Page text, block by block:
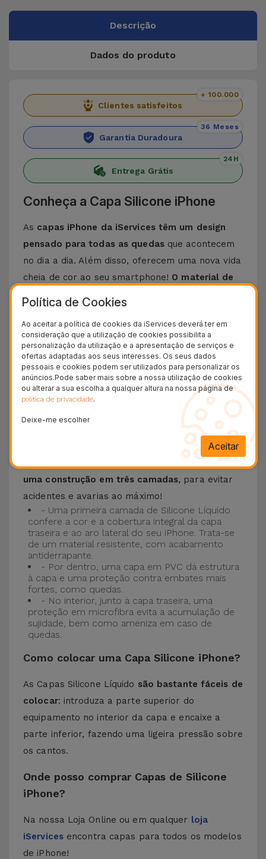
Descrição
Dados do produto
Clientes satisfeitos
+ 100.000
Garantia Duradoura
36 Meses
Entrega Grátis
24H
Conheça a Capa Silicone iPhone
As capas iPhone da iServices têm um design
pensado para todas as quedasque acontecem
no dia a dia. Além disso, oferecem uma nova vida
cheia de cor ao seu smartphone! O material de
Esta Capa é compatível com os modelosiPhone
15, 14, 13, 12 entre outros bem como os mais
recentes modelos da Apple, oiPhone 16e
iPhone 17.
Proteção de 3 camadas com as Capas
Silicone
Capas Silicone iPhone contam com
uma construção robusta e de qualidade, com
uma construção em três camadas, para evitar
acidentes e avarias ao máximo!
- Uma primeira camada de Silicone Líquido
confere a cor e a cobertura integral da capa
traseira e ao aro lateral do seu iPhone. Trata-se
de um material resistente, com acabamento
antiderrapante.
- Por dentro, uma capa em PVC dá estrutura
à capa e uma proteção contra embates mais
fortes, como quedas.
- No interior, junto à capa traseira, uma
proteção em microfibra evita a acumulação de
sujidade, bem como ameniza em caso de
quedas.
Como colocar uma Capa Silicone iPhone?
As Capas Silicone Líquido são bastante fáceis de
colocar: introduza a parte superior do
equipamento no interior da capa e encaixe a
parte inferior, fazendo uma ligeira pressão sobre
os cantos.
Onde posso comprar Capas de Silicone
iPhone?
Na nossa Loja Online ou em qualquer loja
iServicesencontra capas para todos os modelos
de iPhone!
Política de Cookies
Ao aceitar a política de cookies da iServices deverá ter em
consideração que a utilização de cookies possibilita a
personalização da utilização e a apresentação de serviços e
ofertas adaptadas aos seus interesses. Os seus dados
pessoais e cookies podem ser utilizados para personalizar os
anúncios.Pode saber mais sobre a nossa utilização de cookies
ou alterar a sua escolha a qualquer altura na nossa página de
política de privacidade.
Deixe-me escolher
Aceitar